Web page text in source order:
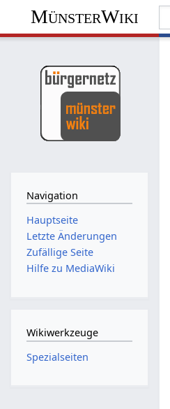
MünsterWiki
Navigation
Hauptseite
Letzte Änderungen
Zufällige Seite
Hilfe zu MediaWiki
Wikiwerkzeuge
Spezialseiten